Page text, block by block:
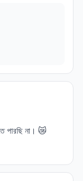
পারছি না। 😿